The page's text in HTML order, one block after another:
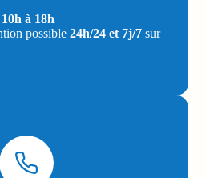
10h à 18h
possible24h/24 et 7j/7 sur